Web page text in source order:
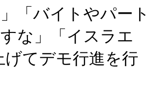
「バイトやパート
な」「イスラエ
てデモ行進を行